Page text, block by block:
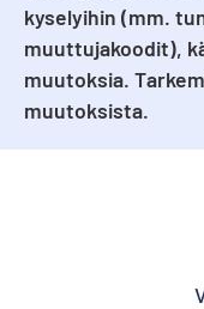
kyselyihin (mm.
muuttujakoodit),
muutoksia.
muutoksista.